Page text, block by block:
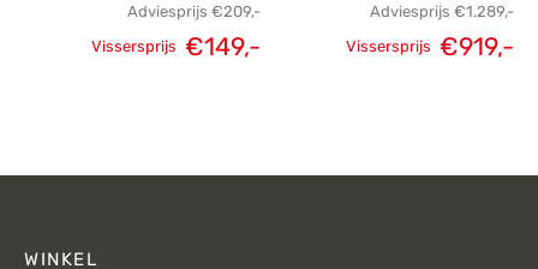
Adviesprijs €209,-
Vissersprijs €149,-
Adviesprijs €1.289,-
Vissersprijs €919,-
WINKEL